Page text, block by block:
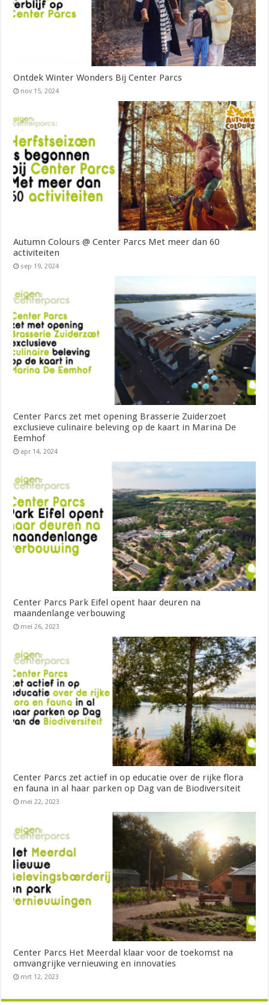
Ontdek Winter Wonders Bij Center Parcs
nov 15, 2024
Autumn Colours @ Center Parcs Met meer dan 60
activiteiten
sep 19, 2024
Center Parcs zet met opening Brasserie Zuiderzoet
exclusieve culinaire beleving op de kaart in Marina De
Eemhof
apr 14, 2024
Center Parcs Park Eifel opent haar deuren na
maandenlange verbouwing
mei 26, 2023
Center Parcs zet actief in op educatie over de rijke flora
en fauna in al haar parken op Dag van de Biodiversiteit
mei 22, 2023
Center Parcs Het Meerdal klaar voor de toekomst na
omvangrijke vernieuwing en innovaties
mrt 12, 2023